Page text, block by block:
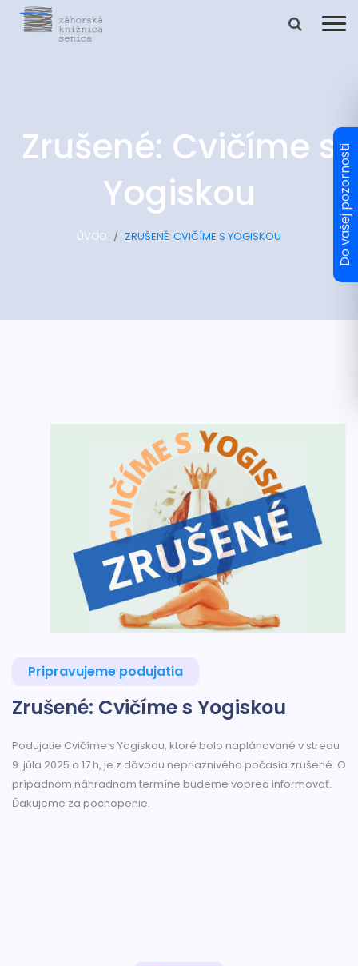
Zrušené: Cvičíme s
Yogiskou
ÚVOD ZRUŠENÉ: CVIČÍME S YOGISKOU
Pripravujeme podujatia
Zrušené: Cvičíme s Yogiskou
Podujatie Cvičíme s Yogiskou, ktoré bolo naplánované v stredu
9. júla 2025 o 17 h, je z dôvodu nepriaznivého počasia zrušené. O
prípadnom náhradnom termíne budeme vopred informovať.
Ďakujeme za pochopenie.